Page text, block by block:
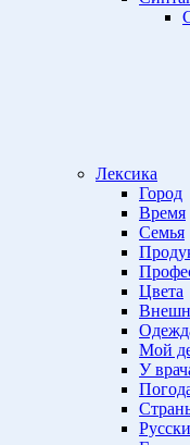
Лексика
Город
Время
Семья
Цвета
Мой
У